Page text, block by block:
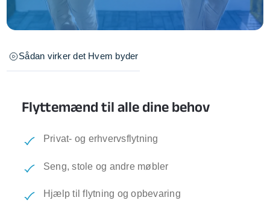
Sådan virker det Hvem byder
Flyttemænd til alle dine behov
Privat- og erhvervsflytning
Seng, stole og andre møbler
Hjælp til flytning og opbevaring